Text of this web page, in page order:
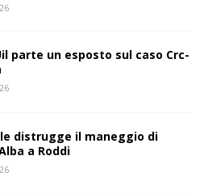
parte un esposto sul caso Crc-
distrugge il maneggio di
a Roddi